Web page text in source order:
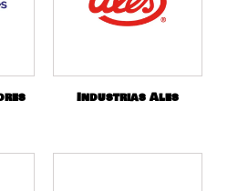
Industrias Ales